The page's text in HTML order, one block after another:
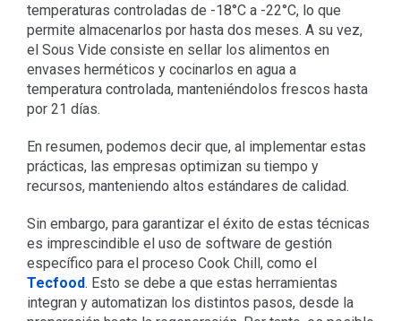
temperaturas controladas de -18°C a -22°C, lo que
permite almacenarlos por hasta dos meses. A su vez,
el Sous Vide consiste en sellar los alimentos en
envases herméticos y cocinarlos en agua a
temperatura controlada, manteniéndolos frescos hasta
por 21 días.
En resumen, podemos decir que, al implementar estas
prácticas, las empresas optimizan su tiempo y
recursos, manteniendo altos estándares de calidad.
Sin embargo, para garantizar el éxito de estas técnicas
es imprescindible el uso de software de gestión
específico para el proceso Cook Chill, como el
Tecfood. Esto se debe a que estas herramientas
integran y automatizan los distintos pasos, desde la